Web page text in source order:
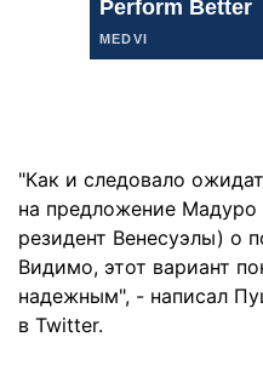
"Как и следовало
на предложение
резидент Венесуэлы) о
Видимо, этот вариант
надежным", - написал
в Twitter.